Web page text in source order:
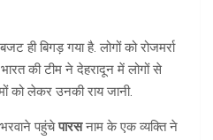
ही बिगड़ गया है. लोगों को रोजमर्रा
की टीम ने देहरादून में लोगों से
को लेकर उनकी राय जानी.
पहुंचेपारसनाम के एक व्यक्ति ने